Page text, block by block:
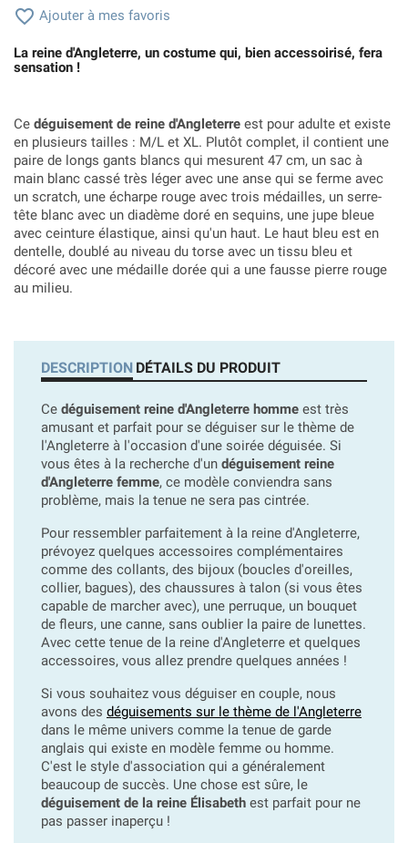
 Ajouter à mes favoris
La reine d'Angleterre, un costume qui, bien accessoirisé, fera
sensation !
Ce déguisement de reine d'Angleterre est pour adulte et existe
en plusieurs tailles : M/L et XL. Plutôt complet, il contient une
paire de longs gants blancs qui mesurent 47 cm, un sac à
main blanc cassé très léger avec une anse qui se ferme avec
un scratch, une écharpe rouge avec trois médailles, un serre-
tête blanc avec un diadème doré en sequins, une jupe bleue
avec ceinture élastique, ainsi qu'un haut. Le haut bleu est en
dentelle, doublé au niveau du torse avec un tissu bleu et
décoré avec une médaille dorée qui a une fausse pierre rouge
au milieu.
DESCRIPTION DÉTAILS DU PRODUIT
Ce déguisement reine d'Angleterre homme est très
amusant et parfait pour se déguiser sur le thème de
l'Angleterre à l'occasion d'une soirée déguisée. Si
vous êtes à la recherche d'un déguisement reine
d'Angleterre femme, ce modèle conviendra sans
problème, mais la tenue ne sera pas cintrée.
Pour ressembler parfaitement à la reine d'Angleterre,
prévoyez quelques accessoires complémentaires
comme des collants, des bijoux (boucles d'oreilles,
collier, bagues), des chaussures à talon (si vous êtes
capable de marcher avec), une perruque, un bouquet
de fleurs, une canne, sans oublier la paire de lunettes.
Avec cette tenue de la reine d'Angleterre et quelques
accessoires, vous allez prendre quelques années !
Si vous souhaitez vous déguiser en couple, nous
avons des déguisements sur le thème de l'Angleterre
dans le même univers comme la tenue de garde
anglais qui existe en modèle femme ou homme.
C'est le style d'association qui a généralement
beaucoup de succès. Une chose est sûre, le
déguisement de la reine Élisabeth est parfait pour ne
pas passer inaperçu !